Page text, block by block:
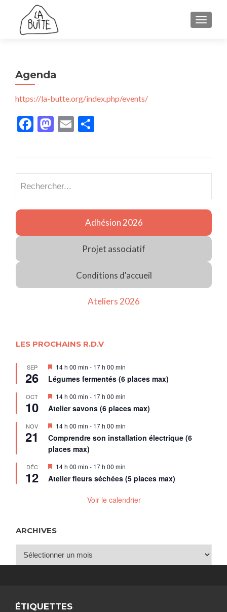
Agenda
https://la-butte.org/index.php/events/
Facebook
Mastodon
Email
Adhésion 2026
Projet associatif
Conditions d'accueil
Ateliers 2026
LES PROCHAINS R.D.V
SEP
26
Mis
en
avant
14 h 00 min - 17 h 00 min
Légumes fermentés (6 places max)
OCT
10
Mis
en
avant
14 h 00 min - 17 h 00 min
Atelier savons (6 places max)
NOV
21
Mis
avant
14 h 00 min - 17 h 00 min
Comprendre son installation électrique (6
places max)
DÉC
12
Mis
en
avant
14 h 00 min - 17 h 00 min
Atelier fleurs séchées (5 places max)
Voir le calendrier
ARCHIVES
ÉTIQUETTES